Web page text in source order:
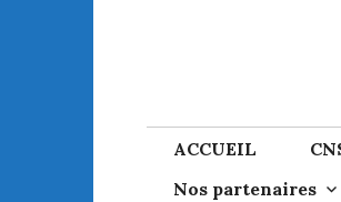
ACCUEIL
Nos partenaires